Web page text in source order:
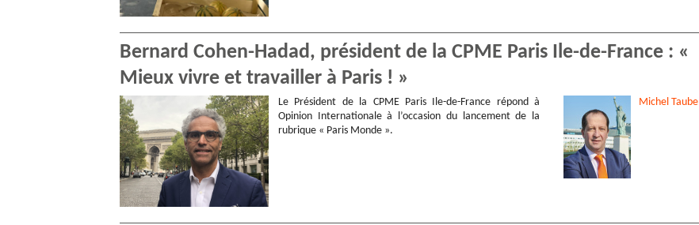
Bernard Cohen-Hadad, président de la CPME Paris Ile-de-France : «
Mieux vivre et travailler à Paris ! »
Le Président de la CPME Paris Ile-de-France répond à
Opinion Internationale à l’occasion du lancement de la
rubrique « Paris Monde ».
Michel Taube